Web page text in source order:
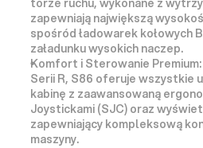
torze ruchu, wykonane z
zapewniają największą
spośród ładowarek kołowych
załadunku wysokich naczep.
Komfort i Sterowanie Premium:
Serii R, S86 oferuje wszystkie
kabinę z zaawansowaną
Joystickami (SJC) oraz
zapewniający kompleksową
maszyny.